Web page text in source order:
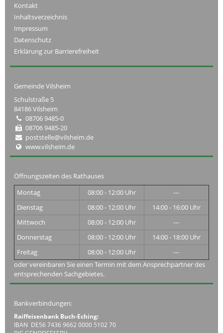
Kontakt
Inhaltsverzeichnis
Impressum
Datenschutz
Erklärung zur Barrierefreiheit
Gemeinde Vilsheim
Schulstraße 5
84186 Vilsheim
08706 9485-0
08706 9485-20
poststelle@vilsheim.de
www.vilsheim.de
Öffnungszeiten des Rathauses
Montag
08:00 - 12:00 Uhr
---
Dienstag
08:00 - 12:00 Uhr
14:00 - 16:00 Uhr
Mittwoch
08:00 - 12:00 Uhr
---
Donnerstag
08:00 - 12:00 Uhr
14:00 - 18:00 Uhr
Freitag
08:00 - 12:00 Uhr
---
oder vereinbaren Sie einen Termin mit dem Ansprechpartner des
entsprechenden Sachgebietes.
Bankverbindungen:
Raiffeisenbank Buch-Eching:
IBAN DE56 7436 9662 0000 5102 70